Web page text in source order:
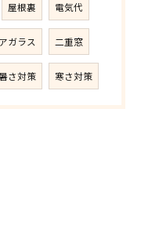
屋根裏 電気代
ガラス 二重窓
暑さ対策 寒さ対策